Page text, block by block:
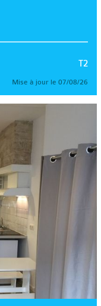
T2
Mise à jour le 07/08/26